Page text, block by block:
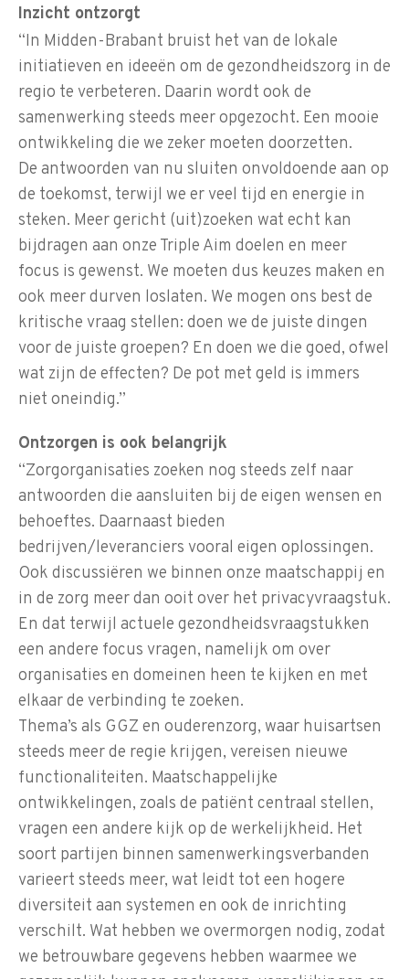
Inzicht ontzorgt
“In Midden-Brabant bruist het van de lokale
initiatieven en ideeën om de gezondheidszorg in de
regio te verbeteren. Daarin wordt ook de
samenwerking steeds meer opgezocht. Een mooie
ontwikkeling die we zeker moeten doorzetten.
De antwoorden van nu sluiten onvoldoende aan op
de toekomst, terwijl we er veel tijd en energie in
steken. Meer gericht (uit)zoeken wat echt kan
bijdragen aan onze Triple Aim doelen en meer
focus is gewenst. We moeten dus keuzes maken en
ook meer durven loslaten. We mogen ons best de
kritische vraag stellen: doen we de juiste dingen
voor de juiste groepen? En doen we die goed, ofwel
wat zijn de effecten? De pot met geld is immers
niet oneindig.”
Ontzorgen is ook belangrijk
“Zorgorganisaties zoeken nog steeds zelf naar
antwoorden die aansluiten bij de eigen wensen en
behoeftes. Daarnaast bieden
bedrijven/leveranciers vooral eigen oplossingen.
Ook discussiëren we binnen onze maatschappij en
in de zorg meer dan ooit over het privacyvraagstuk.
En dat terwijl actuele gezondheidsvraagstukken
een andere focus vragen, namelijk om over
organisaties en domeinen heen te kijken en met
elkaar de verbinding te zoeken.
Thema’s als GGZ en ouderenzorg, waar huisartsen
steeds meer de regie krijgen, vereisen nieuwe
functionaliteiten. Maatschappelijke
ontwikkelingen, zoals de patiënt centraal stellen,
vragen een andere kijk op de werkelijkheid. Het
soort partijen binnen samenwerkingsverbanden
varieert steeds meer, wat leidt tot een hogere
diversiteit aan systemen en ook de inrichting
verschilt. Wat hebben we overmorgen nodig, zodat
we betrouwbare gegevens hebben waarmee we